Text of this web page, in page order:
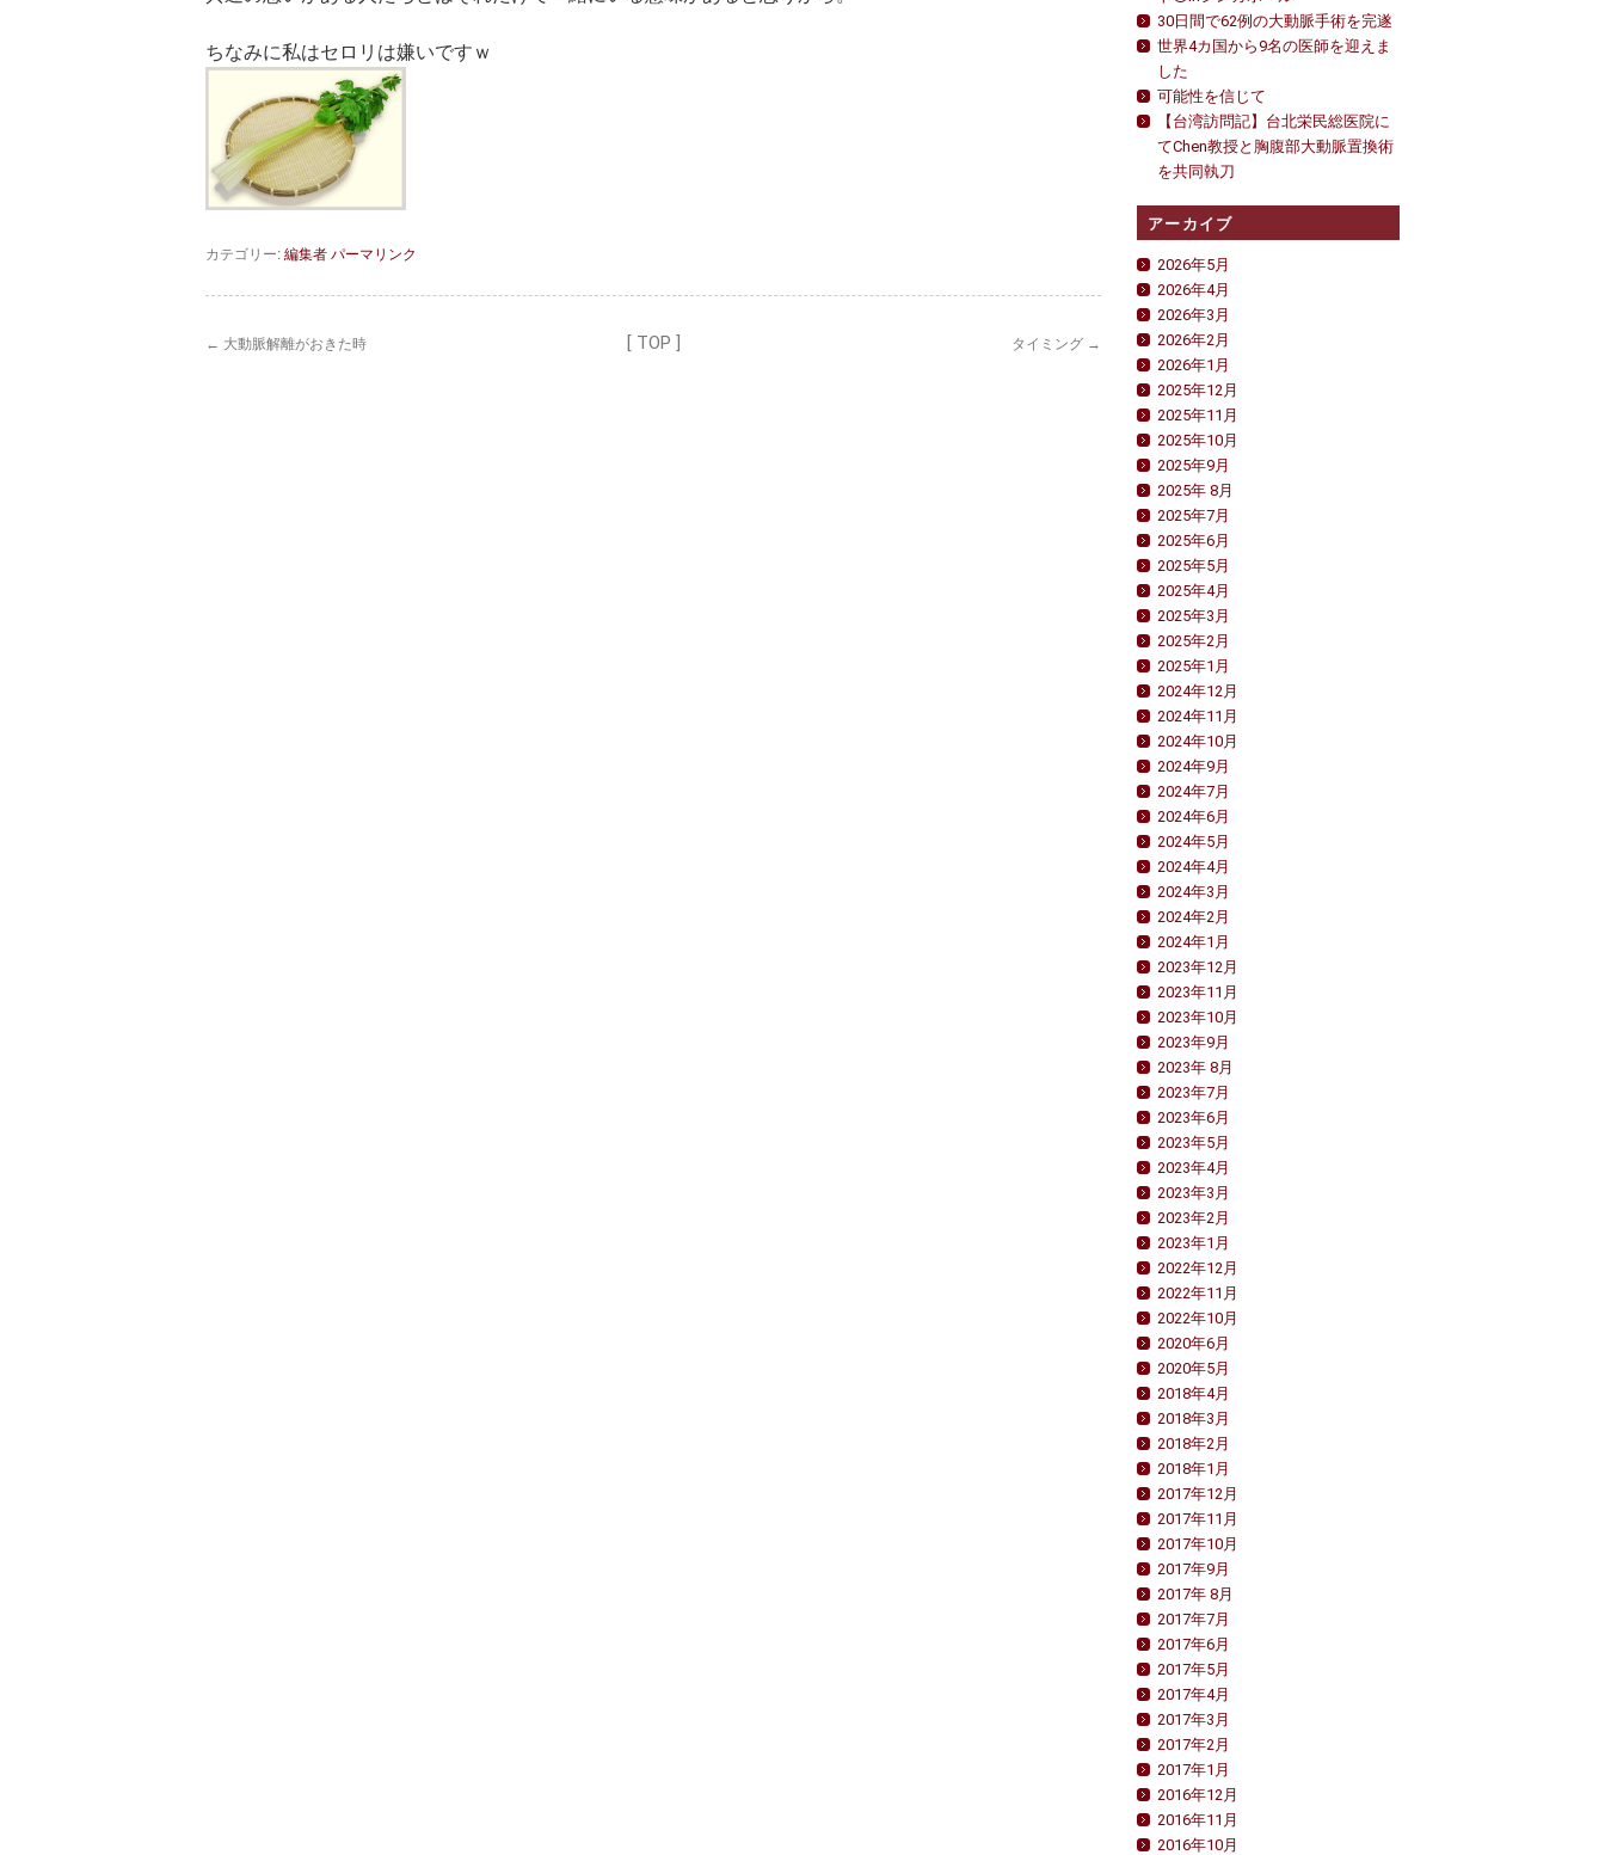
ちなみに私はセロリは嫌いですｗ
カテゴリー:編集者パーマリンク
← 大動脈解離がおきた時 [ TOP ] タイミング →
30日間で62例の大動脈手術を完遂
世界4カ国から9名の医師を迎えま
した
可能性を信じて
【台湾訪問記】台北栄民総医院に
てChen教授と胸腹部大動脈置換術
を共同執刀
アーカイブ
2026年5月
2026年4月
2026年3月
2026年2月
2026年1月
2025年12月
2025年11月
2025年10月
2025年9月
2025年 8月
2025年7月
2025年6月
2025年5月
2025年4月
2025年3月
2025年2月
2025年1月
2024年12月
2024年11月
2024年10月
2024年9月
2024年7月
2024年6月
2024年5月
2024年4月
2024年3月
2024年2月
2024年1月
2023年12月
2023年11月
2023年10月
2023年9月
2023年 8月
2023年7月
2023年6月
2023年5月
2023年4月
2023年3月
2023年2月
2023年1月
2022年12月
2022年11月
2022年10月
2020年6月
2020年5月
2018年4月
2018年3月
2018年2月
2018年1月
2017年12月
2017年11月
2017年10月
2017年9月
2017年 8月
2017年7月
2017年6月
2017年5月
2017年4月
2017年3月
2017年2月
2017年1月
2016年12月
2016年11月
2016年10月